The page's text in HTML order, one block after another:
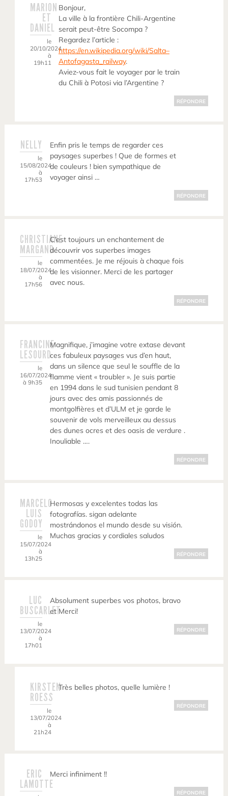
MARION
ET
DANIEL
le
20/10/2024
à
19h11
Bonjour,
La ville à la frontière Chili-Argentine
serait peut-être Socompa ?
Regardez l’article :
https://en.wikipedia.org/wiki/Salta–
Antofagasta_railway.
Aviez-vous fait le voyager par le train
du Chili à Potosi via l’Argentine ?
RÉPONDRE
NELLY
le
15/08/2024
à
17h53
Enfin pris le temps de regarder ces
paysages superbes ! Que de formes et
de couleurs ! bien sympathique de
voyager ainsi …
RÉPONDRE
CHRISTIANE
MARGAND
le
18/07/2024
à
17h56
C’est toujours un enchantement de
découvrir vos superbes images
commentées. Je me réjouis à chaque fois
de les visionner. Merci de les partager
avec nous.
RÉPONDRE
FRANCINE
LESOURD
le
16/07/2024
à 9h35
Magnifique, j’imagine votre extase devant
ces fabuleux paysages vus d’en haut,
dans un silence que seul le souffle de la
flamme vient « troubler ». Je suis partie
en 1994 dans le sud tunisien pendant 8
jours avec des amis passionnés de
montgolfières et d’ULM et je garde le
souvenir de vols merveilleux au dessus
des dunes ocres et des oasis de verdure .
Inouliable ….
RÉPONDRE
MARCELO
LUIS
GODOY
le
15/07/2024
à
13h25
Hermosas y excelentes todas las
fotografías. sigan adelante
mostrándonos el mundo desde su visión.
Muchas gracias y cordiales saludos
RÉPONDRE
LUC
BUSCARLET
le
13/07/2024
à
17h01
Absolument superbes vos photos, bravo
et Merci!
RÉPONDRE
KIRSTEN
ROESS
le
13/07/2024
à
21h24
Très belles photos, quelle lumière !
RÉPONDRE
ERIC
LAMOTTE
Merci infiniment !!
RÉPONDRE